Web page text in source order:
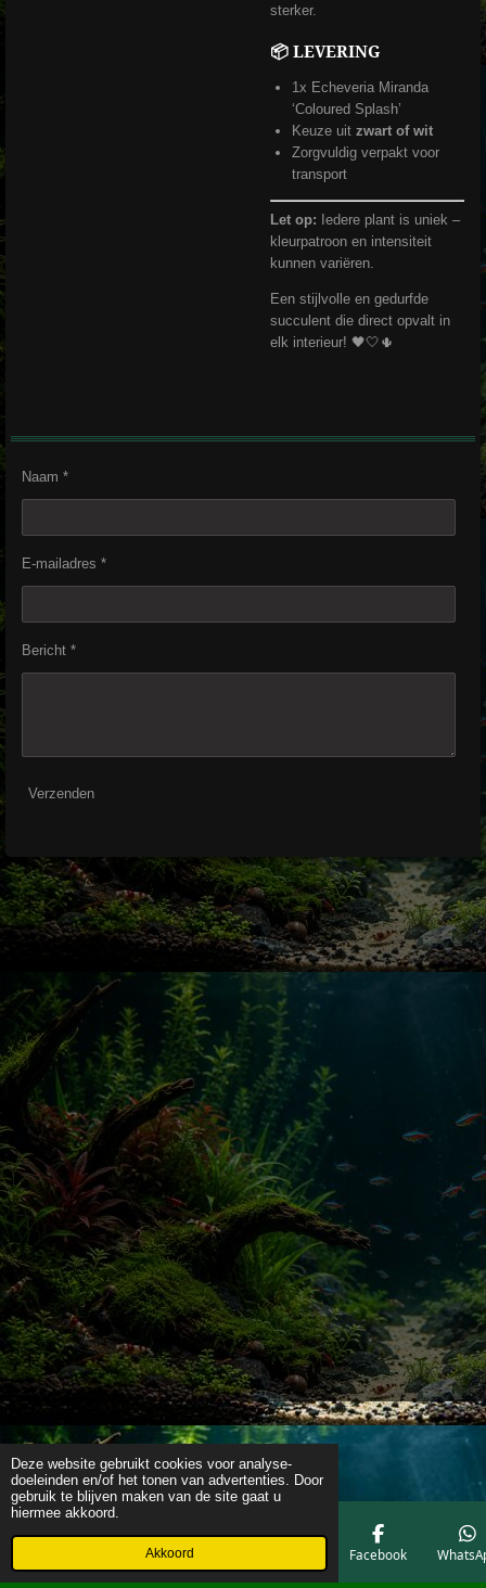
Deze website gebruikt cookies voor analyse-
doeleinden en/of het tonen van advertenties. Door
gebruik te blijven maken van de site gaat u
hiermee akkoord.
Akkoord
sterker.
📦 LEVERING
1x Echeveria Miranda
‘Coloured Splash’
Keuze uit zwart of wit
Zorgvuldig verpakt voor
transport
Let op: Iedere plant is uniek –
kleurpatroon en intensiteit
kunnen variëren.
Een stijlvolle en gedurfde
succulent die direct opvalt in
elk interieur! 🖤🤍🌵
Naam *
E-mailadres *
Bericht *
Verzenden
Telefoonnummer Facebook